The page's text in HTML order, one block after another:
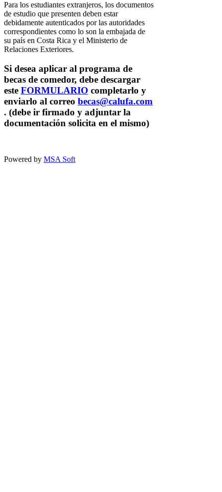
Para los estudiantes extranjeros, los documentos
de estudio que presenten deben estar
debidamente autenticados por las autoridades
correspondientes como lo son la embajada de
su país en Costa Rica y el Ministerio de
Relaciones Exteriores.
Si desea aplicar al programa de
becas de comedor, debe descargar
este FORMULARIO completarlo y
enviarlo al correo becas@calufa.com
. (debe ir firmado y adjuntar la
documentación solicita en el mismo)
Powered by MSA Soft